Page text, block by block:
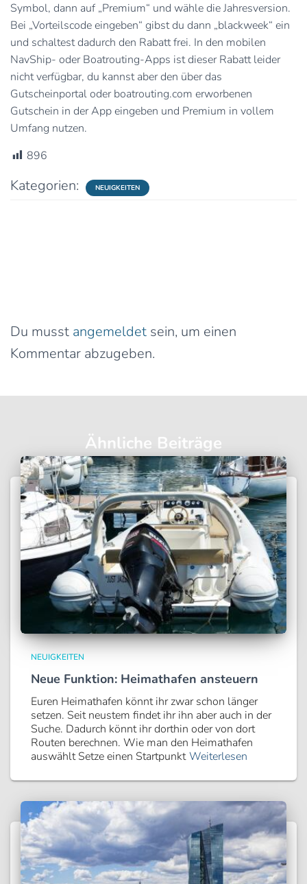
Symbol, dann auf „Premium“ und wähle die Jahresversion.
Bei „Vorteilscode eingeben“ gibst du dann „blackweek“ ein
und schaltest dadurch den Rabatt frei. In den mobilen
NavShip- oder Boatrouting-Apps ist dieser Rabatt leider
nicht verfügbar, du kannst aber den über das
Gutscheinportal oder boatrouting.com erworbenen
Gutschein in der App eingeben und Premium in vollem
Umfang nutzen.
896
Kategorien: NEUIGKEITEN
Du musst angemeldet sein, um einen
Kommentar abzugeben.
Ähnliche Beiträge
NEUIGKEITEN
Neue Funktion: Heimathafen ansteuern
Euren Heimathafen könnt ihr zwar schon länger
setzen. Seit neustem findet ihr ihn aber auch in der
Suche. Dadurch könnt ihr dorthin oder von dort
Routen berechnen. Wie man den Heimathafen
auswählt Setze einen Startpunkt Weiterlesen